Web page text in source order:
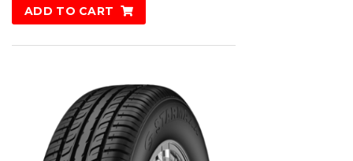
ADD TO CART